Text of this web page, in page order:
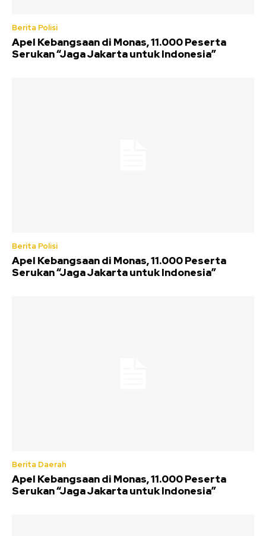
Berita Polisi
Apel Kebangsaan di Monas, 11.000 Peserta
Serukan “Jaga Jakarta untuk Indonesia”
Berita Polisi
Apel Kebangsaan di Monas, 11.000 Peserta
Serukan “Jaga Jakarta untuk Indonesia”
Berita Daerah
Apel Kebangsaan di Monas, 11.000 Peserta
Serukan “Jaga Jakarta untuk Indonesia”